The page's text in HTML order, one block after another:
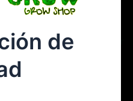
Estamos
de